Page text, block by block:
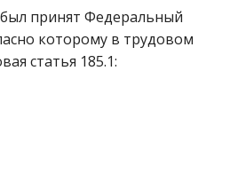
был принят Федеральный
которому в трудовом
статья 185.1: